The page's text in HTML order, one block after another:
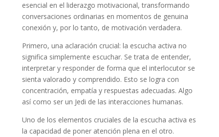
esencial en el liderazgo motivacional, transformando
conversaciones ordinarias en momentos de genuina
conexión y, por lo tanto, de motivación verdadera.
Primero, una aclaración crucial: la escucha activa no
significa simplemente escuchar. Se trata de entender,
interpretar y responder de forma que el interlocutor se
sienta valorado y comprendido. Esto se logra con
concentración, empatía y respuestas adecuadas. Algo
así como ser un Jedi de las interacciones humanas.
Uno de los elementos cruciales de la escucha activa es
la capacidad de poner atención plena en el otro.